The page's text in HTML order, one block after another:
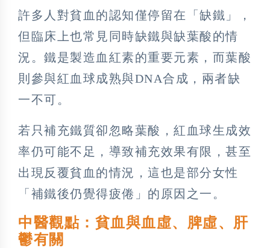
許多人對貧血的認知僅停留在「缺鐵」，
但臨床上也常見同時缺鐵與缺葉酸的情
況。鐵是製造血紅素的重要元素，而葉酸
則參與紅血球成熟與DNA合成，兩者缺
一不可。
若只補充鐵質卻忽略葉酸，紅血球生成效
率仍可能不足，導致補充效果有限，甚至
出現反覆貧血的情況，這也是部分女性
「補鐵後仍覺得疲倦」的原因之一。
中醫觀點：貧血與血虛、脾虛、肝
鬱有關